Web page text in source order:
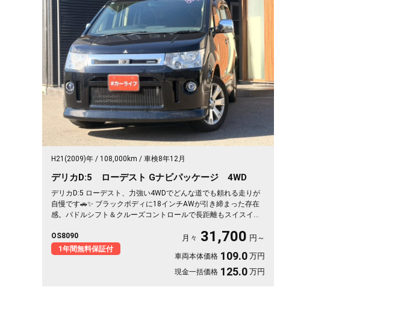
H21(2009)年 108,000km 車検8年12月
デリカD:5 ローデスト Gナビパッケージ 4WD
デリカD:5 ローデスト、力強い4WDでどんな道でも頼れる走りが
自慢です🚗✨ ブラックボディに18インチAWが引き締まった存在
感。パドルシフト＆クルーズコントロールで長距離もスイスイ快
末はキャンプや遠出へ、平日は毎日の相棒に。走る楽しさを取り
戻せる一台です💫 迷ってる方こそ乗ってほしい《1年保証付》👍
OS8090
1年間無料保証付
月々 31,700 円～
車両本体価格 109.0 万円
現金一括価格 125.0 万円